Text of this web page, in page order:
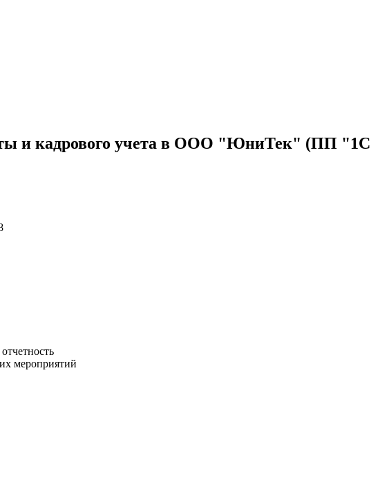
и кадрового учета в ООО "ЮниТек" (ПП
мероприятий